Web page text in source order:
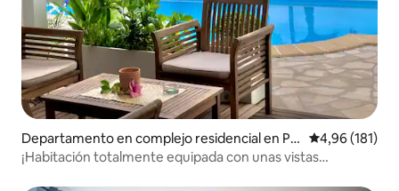
Departamento en complejo residencial en Pu
na'auia
Calificación
4,96 (181)
¡Habitación totalmente equipada con unas vistas